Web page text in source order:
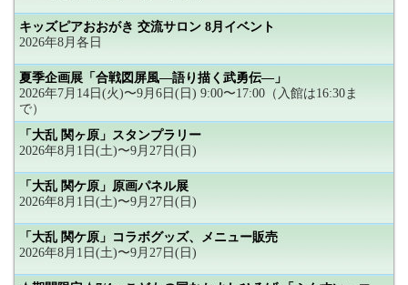
キッズピアおおがき 交流サロン 8月イベント
2026年8月各日
夏季企画展「合戦図屏風―語り描く武勇伝―」
2026年7月14日(火)〜9月6日(日) 9:00〜17:00（入館は16:30ま
で）
「大乱 関ヶ原」スタンプラリー
2026年8月1日(土)〜9月27日(日)
「大乱 関ケ原」原画パネル展
2026年8月1日(土)〜9月27日(日)
「大乱 関ケ原」コラボグッズ、メニュー販売
2026年8月1日(土)〜9月27日(日)